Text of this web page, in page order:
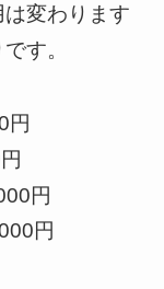
変わります
す。
円
円
円